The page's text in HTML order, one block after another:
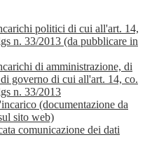
politici di cui all'art. 14,
n. 33/2013 (da pubblicare in
di amministrazione, di
governo di cui all'art. 14, co.
n. 33/2013
(documentazione da
sito web)
comunicazione dei dati